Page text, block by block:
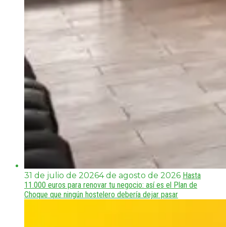
31 de julio de 20264 de agosto de 2026 Hasta
11.000 euros para renovar tu negocio: así es el Plan de
Choque que ningún hostelero debería dejar pasar